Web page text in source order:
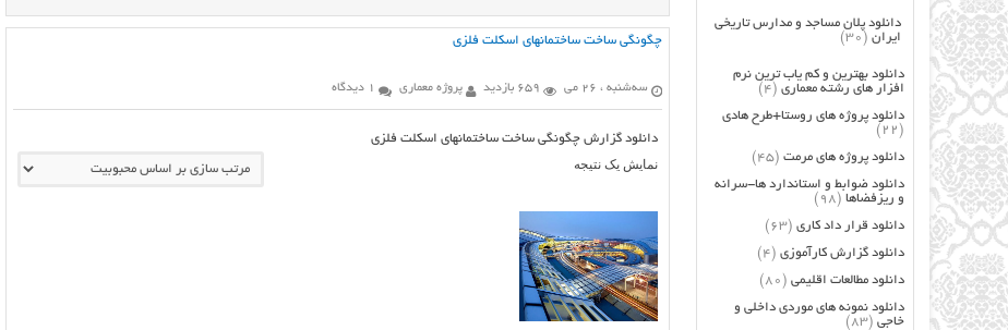
چگونگي ساخت ساختمانهاي اسكلت فلزي
سه‌شنبه ، 26 می 659 بازدید پروژه معماری 1 دیدگاه
دانلود گزارش چگونگي ساخت ساختمانهاي اسكلت فلزي
نمایش یک نتیجه
دانلود پلان مساجد و مدارس تاریخی
ایران (30)
دانلود بهترین و کم یاب ترین نرم
افزار های رشته معماری (4)
دانلود پروژه های روستا+طرح هادی
(22)
دانلود پروژه های مرمت (45)
دانلود ضوابط و استاندارد ها-سرانه
و ریزفضاها (98)
دانلود قرار داد کاری (63)
دانلود گزارش کارآموزی (4)
دانلود مطالعات اقلیمی (80)
دانلود نمونه های موردی داخلی و
خاجی (83)